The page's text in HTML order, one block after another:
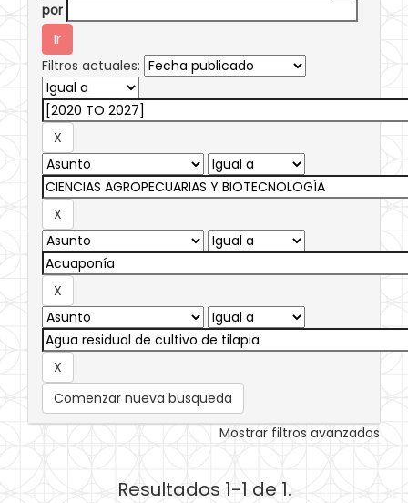
por
Filtros actuales:
Comenzar nueva busqueda
Mostrar filtros avanzados
Resultados 1-1 de 1.